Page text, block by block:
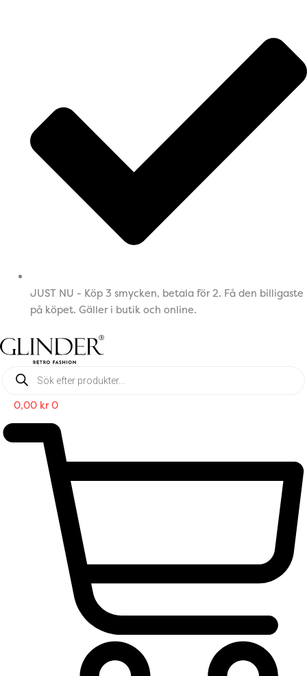
JUST NU - Köp 3 smycken, betala för 2. Få den billigaste
på köpet. Gäller i butik och online.
search
0,00 kr 0